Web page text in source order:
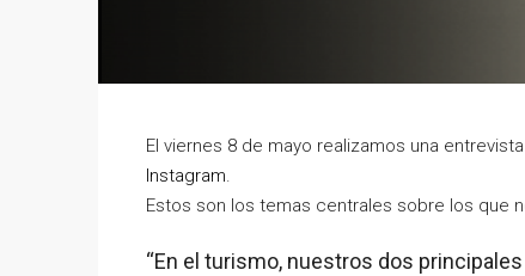
El viernes 8 de mayo realizamos una
Instagram.
Estos son los temas centrales sobre los que
“En el turismo, nuestros dos